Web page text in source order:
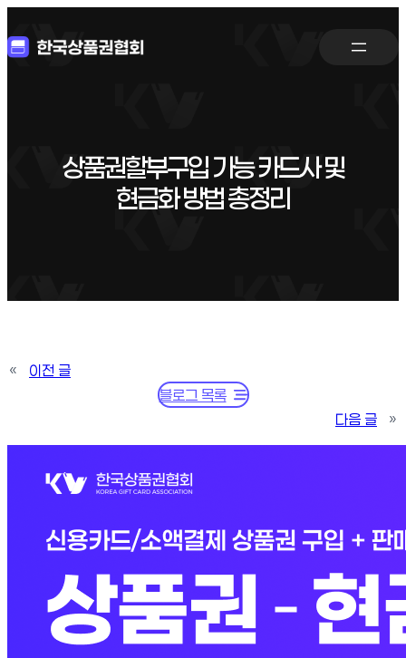
상품권할부구입 가능 카드사 및
현금화 방법 총정리
«
이전 글
블로그 목록
다음 글
»